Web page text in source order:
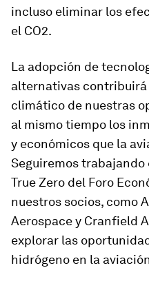
incluso eliminar los
el CO2.
La adopción de
alternativas
climático de nuestras
al mismo tiempo los
y económicos que la
Seguiremos
True Zero del Foro
nuestros socios, como
Aerospace y Cranfield
explorar las
hidrógeno en la